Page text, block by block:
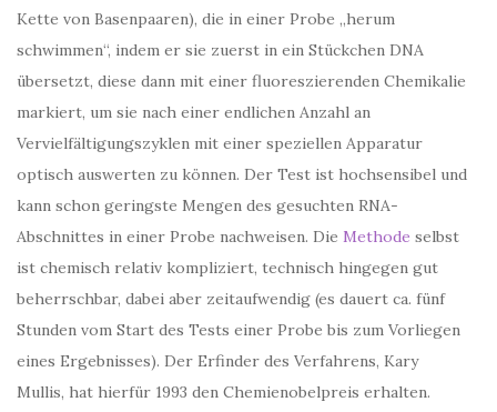
Kette von Basenpaaren), die in einer Probe „herum
schwimmen“, indem er sie zuerst in ein Stückchen DNA
übersetzt, diese dann mit einer fluoreszierenden Chemikalie
markiert, um sie nach einer endlichen Anzahl an
Vervielfältigungszyklen mit einer speziellen Apparatur
optisch auswerten zu können. Der Test ist hochsensibel und
kann schon geringste Mengen des gesuchten RNA-
Abschnittes in einer Probe nachweisen. Die Methode selbst
ist chemisch relativ kompliziert, technisch hingegen gut
beherrschbar, dabei aber zeitaufwendig (es dauert ca. fünf
Stunden vom Start des Tests einer Probe bis zum Vorliegen
eines Ergebnisses). Der Erfinder des Verfahrens, Kary
Mullis, hat hierfür 1993 den Chemienobelpreis erhalten.